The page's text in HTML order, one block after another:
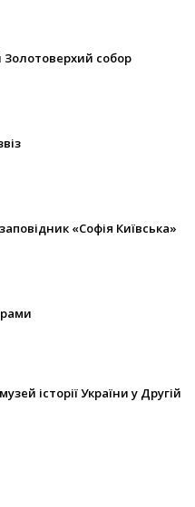
собор
«Софія Київська»
історії України у Другій